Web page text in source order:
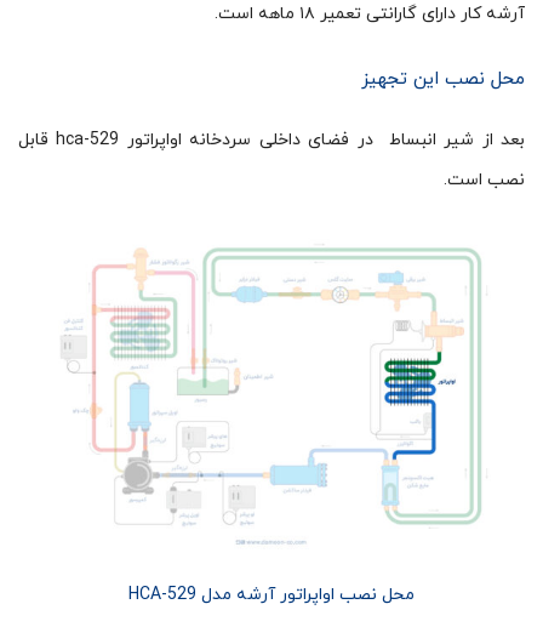
آرشه کار دارای گارانتی تعمیر ۱۸ ماهه است.
محل نصب این تجهیز
بعد از شیر انبساط در فضای داخلی سردخانه اواپراتور hca-529 قابل
نصب است.
محل نصب اواپراتور آرشه مدل HCA-529